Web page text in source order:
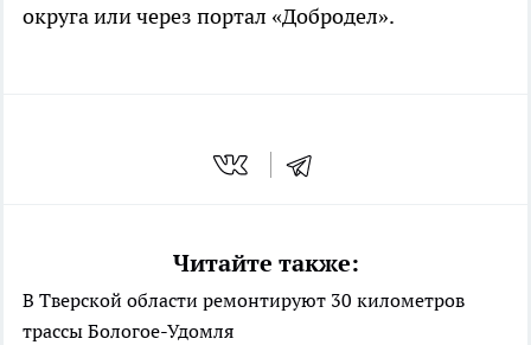
округа или через портал «Добродел».
Читайте также:
В Тверской области ремонтируют 30 километров
трассы Бологое-Удомля